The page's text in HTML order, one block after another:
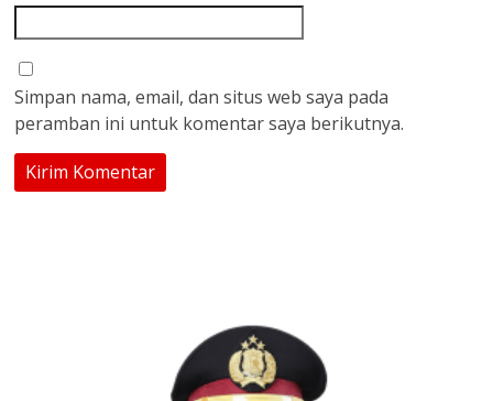
Simpan nama, email, dan situs web saya pada
peramban ini untuk komentar saya berikutnya.